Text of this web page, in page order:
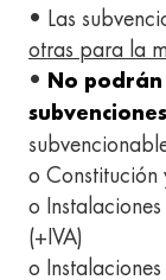
• Las
otras para la
•
No
subvenciones
o Constitución
o
(+IVA)
o